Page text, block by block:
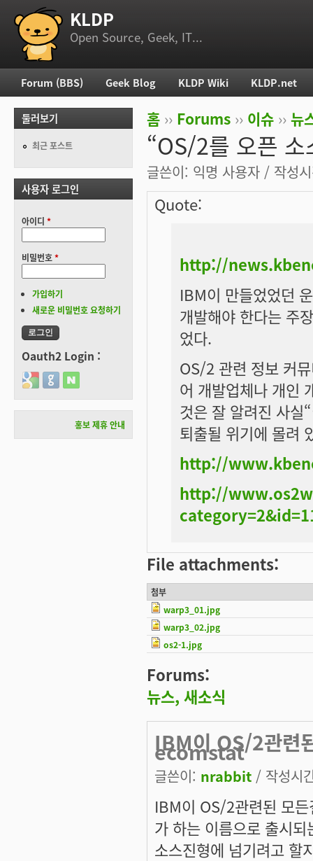
부 메뉴 KLDP
Open Source, Geek, IT...
현재 위치
홈 ›› Forums ›› 이슈 ›› 뉴
“OS/2를 오픈
글쓴이: 익명 사용자 / 작성
Quote:
http://
IBM이 만들었었던
개발해야 한다는 주
었다.
OS/2 관련 정보 커
어 개발업체나 개인
것은 잘 알려진 사실
퇴출될 위기에 몰려
http://
http://
File attachments:
첨부
warp3_01.jpg
warp3_02.jpg
os2-1.jpg
Forums:
뉴스, 새소식
IBM이 OS/2관련
ecomstat
글쓴이: nrabbit / 작성시
IBM이 OS/2관련된 모
가 하는 이름으로 출시
소스진형에 넘기려고
주 메뉴
Forum (BBS) Geek Blog KLDP Wiki KLDP.net
둘러보기
최근 포스트
사용자 로그인
아이디 *
비밀번호*
가입하기
새로운 비밀번호 요청하기
Oauth2 Login :
Login with Google
Login with GitHub
Login with Naver
홍보 제휴 안내